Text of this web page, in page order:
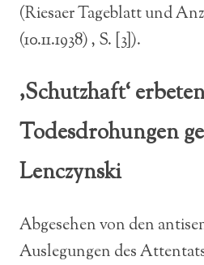
(Riesaer Tageblatt und
(10.11.1938) , S. [3]).
‚Schutzhaft‘
Todesdrohungen
Lenczynski
Abgesehen von den
Auslegungen des